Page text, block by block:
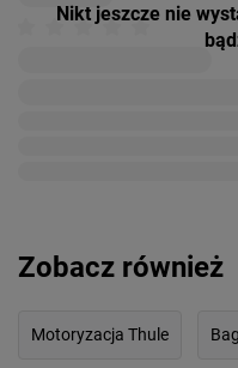
Nikt jeszcze nie
Zobacz również
Motoryzacja Thule